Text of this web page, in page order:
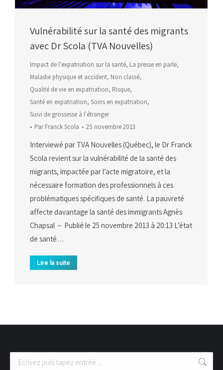
Vulnérabilité sur la santé des migrants
avec Dr Scola (TVA Nouvelles)
Impact de l'expatriation sur la santé, La presse en parle,
Maladie physique et accident, Non classé,
Qualité de vie en expatriation, Risque,
Santé en expatriation, Soins en expatriation,
Suivi de grossesse à l'étranger
ParFranck Scola 25 novembre 2013
Interviewé par TVA Nouvelles (Québec), le Dr Franck
Scola revient sur la vulnérabilité de la santé des
migrants, impactée par l’acte migratoire, et la
nécessaire formation des professionnels à ces
problématiques spécifiques de santé. La pauvreté
affecte davantage la santé des immigrants Agnès
Chapsal – Publié le 25 novembre 2013 à 20:13 L’état
de santé…
Lire la suite